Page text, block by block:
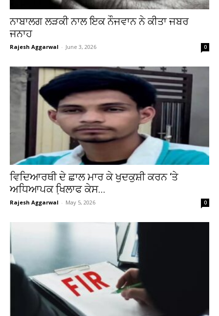
ਨਾਬਾਲਗ ਲੜਕੀ ਨਾਲ ਇਕ ਨੌਜਵਾਨ ਨੇ ਕੀਤਾ ਜਬਰ
ਜਨਾਹ
Rajesh Aggarwal - June 3, 2026 0
ਵਿਦਿਆਰਥੀ ਦੇ ਛਾਲ ਮਾਰ ਕੇ ਖੁਦਕੁਸ਼ੀ ਕਰਨ ‘ਤੇ
ਅਧਿਆਪਕ ਖਿ਼ਲਾਫ ਕੇਸ...
Rajesh Aggarwal - May 5, 2026 0